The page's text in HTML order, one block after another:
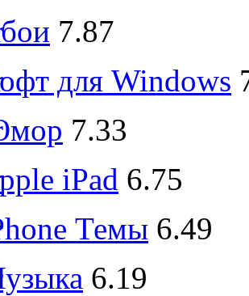
7.87
для Windows
7.33
iPad 6.75
Темы 6.49
6.19